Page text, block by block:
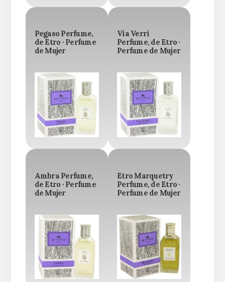
Pegaso Perfume,
de Etro · Perfume
de Mujer
Via Verri
Perfume, de Etro ·
Perfume de Mujer
Ambra Perfume,
de Etro · Perfume
de Mujer
Etro Marquetry
Perfume, de Etro ·
Perfume de Mujer